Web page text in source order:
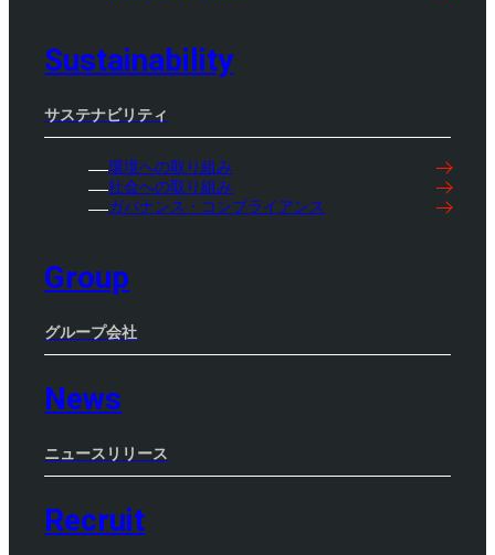
Sustainability
サステナビリティ
環境への取り組み
社会への取り組み
ガバナンス・コンプライアンス
Group
グループ会社
News
ニュースリリース
Recruit